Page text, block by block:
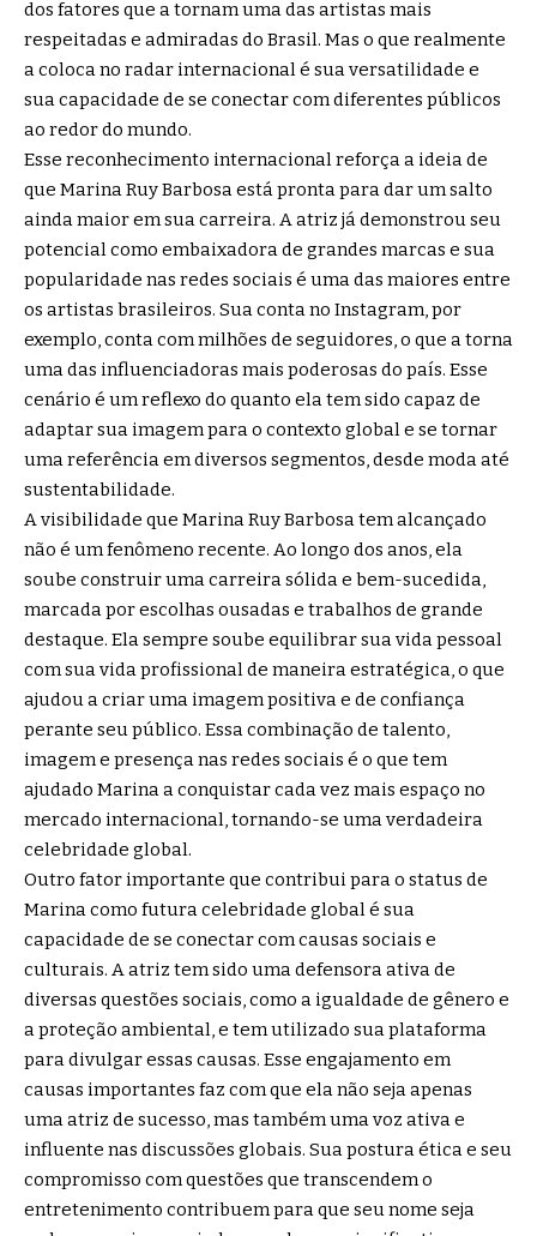
dos fatores que a tornam uma das artistas mais
respeitadas e admiradas do Brasil. Mas o que realmente
a coloca no radar internacional é sua versatilidade e
sua capacidade de se conectar com diferentes públicos
ao redor do mundo.
Esse reconhecimento internacional reforça a ideia de
que Marina Ruy Barbosa está pronta para dar um salto
ainda maior em sua carreira. A atriz já demonstrou seu
potencial como embaixadora de grandes marcas e sua
popularidade nas redes sociais é uma das maiores entre
os artistas brasileiros. Sua conta no Instagram, por
exemplo, conta com milhões de seguidores, o que a torna
uma das influenciadoras mais poderosas do país. Esse
cenário é um reflexo do quanto ela tem sido capaz de
adaptar sua imagem para o contexto global e se tornar
uma referência em diversos segmentos, desde moda até
sustentabilidade.
A visibilidade que Marina Ruy Barbosa tem alcançado
não é um fenômeno recente. Ao longo dos anos, ela
soube construir uma carreira sólida e bem-sucedida,
marcada por escolhas ousadas e trabalhos de grande
destaque. Ela sempre soube equilibrar sua vida pessoal
com sua vida profissional de maneira estratégica, o que
ajudou a criar uma imagem positiva e de confiança
perante seu público. Essa combinação de talento,
imagem e presença nas redes sociais é o que tem
ajudado Marina a conquistar cada vez mais espaço no
mercado internacional, tornando-se uma verdadeira
celebridade global.
Outro fator importante que contribui para o status de
Marina como futura celebridade global é sua
capacidade de se conectar com causas sociais e
culturais. A atriz tem sido uma defensora ativa de
diversas questões sociais, como a igualdade de gênero e
a proteção ambiental, e tem utilizado sua plataforma
para divulgar essas causas. Esse engajamento em
causas importantes faz com que ela não seja apenas
uma atriz de sucesso, mas também uma voz ativa e
influente nas discussões globais. Sua postura ética e seu
compromisso com questões que transcendem o
entretenimento contribuem para que seu nome seja